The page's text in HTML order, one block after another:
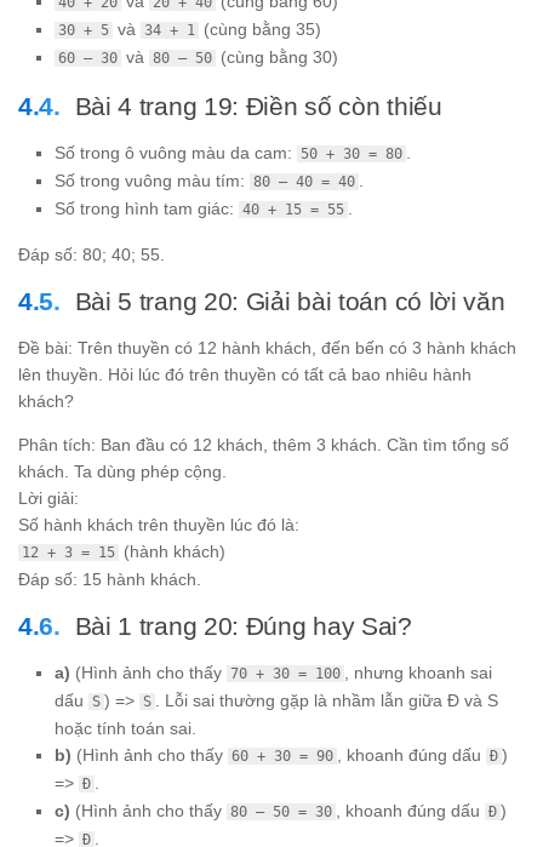
30 + 5 và 34 + 1 (cùng bằng 35)
60 – 30 và 80 – 50 (cùng bằng 30)
Bài 4 trang 19: Điền số còn thiếu
Số trong ô vuông màu da cam: 50 + 30 = 80
Số trong vuông màu tím: 80 – 40 = 40
Số trong hình tam giác: 40 + 15 = 55
Đáp số: 80; 40; 55.
Bài 5 trang 20: Giải bài toán có lời văn
Đề bài: Trên thuyền có 12 hành khách, đến bến có 3 hành khách
lên thuyền. Hỏi lúc đó trên thuyền có tất cả bao nhiêu hành
khách?
Phân tích: Ban đầu có 12 khách, thêm 3 khách. Cần tìm tổng số
khách. Ta dùng phép cộng.
Lời giải:
Số hành khách trên thuyền lúc đó là:
12 + 3 = 15 (hành khách)
Đáp số: 15 hành khách.
Bài 1 trang 20: Đúng hay Sai?
a) (Hình ảnh cho thấy 70 + 30 = 100
, nhưng khoanh sai
dấu
S ) => S
. Lỗi sai thường gặp là nhầm lẫn giữa Đ và S
hoặc tính toán sai.
b) (Hình ảnh cho thấy 60 + 30 = 90 , khoanh đúng dấu Đ )
=> Đ
c) (Hình ảnh cho thấy 80 – 50 = 30 , khoanh đúng dấu Đ )
=> Đ